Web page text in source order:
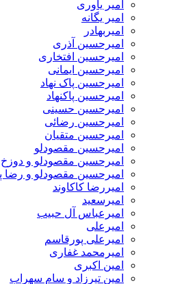
امیر یاوری
امیر یگانه
امیربهادر
امیرحسین آذری
امیرحسین افتخاری
امیرحسین ایمانی
امیرحسین پاک نهاد
امیرحسین پاکنهاد
امیرحسین حسینی
امیرحسین رضائی
امیرحسین متقیان
امیرحسین مقصودلو
امیرحسین مقصودلو و دوزخ
امیرحسین مقصودلو و رضا
امیررضا کاکاوند
امیرسعید
امیرعباس آل حبیب
امیرعلی
امیرعلی پورقاسم
امیرمحمد غفاری
امین اکبری
امین تیرزاد و سام سهراب